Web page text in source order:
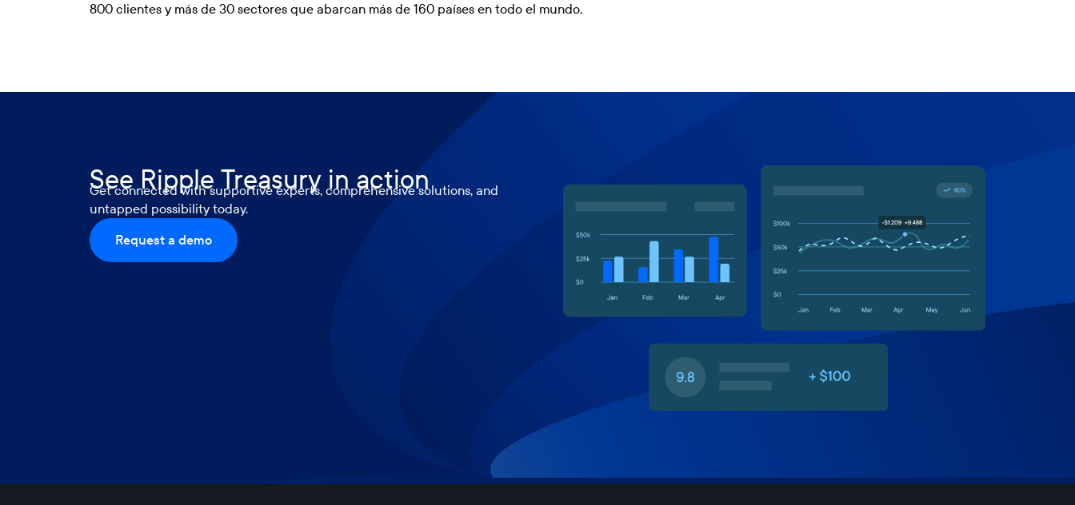
800 clientes y más de 30 sectores que abarcan más de 160 países en todo el mundo.
See Ripple Treasury in action
Get connected with supportive experts, comprehensive solutions, and
untapped possibility today.
Request a demo